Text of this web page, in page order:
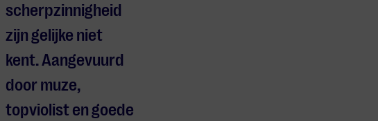
scherpzinnigheid
zijn gelijke niet
kent. Aangevuurd
door muze,
topviolist en goede